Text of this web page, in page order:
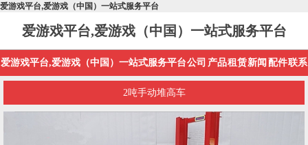
爱游戏平台,爱游戏（中国）一站式服务平台
爱游戏平台,爱游戏（中国）一站式服务平台
爱游戏平台,爱游戏（中国）一站式服务平台公司 产品租赁新闻 配件联系
2吨手动堆高车